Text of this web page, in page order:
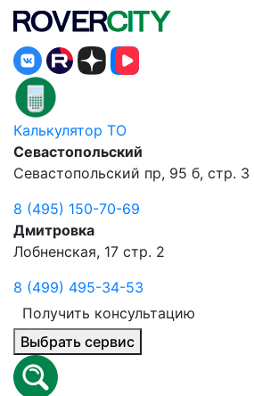
Калькулятор ТО
Севастопольский
Севастопольский пр, 95 б, стр. 3
8 (495) 150-70-69
Дмитровка
Лобненская, 17 стр. 2
8 (499) 495-34-53
Получить консультацию
Выбрать сервис